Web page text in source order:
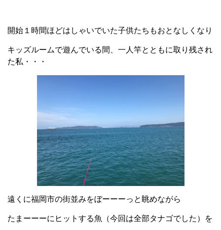
開始１時間ほどはしゃいでいた子供たちもおとなしくなり
キッズルームで遊んでいる間、一人竿とともに取り残され
た私・・・
遠くに福岡市の街並みをぼーーーっと眺めながら
たまーーーにヒットする魚（今回は全部タナゴでした）を